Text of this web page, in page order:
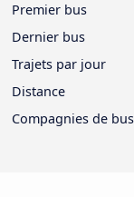
Premier bus
Dernier bus
Trajets par jour
Distance
Compagnies de bus